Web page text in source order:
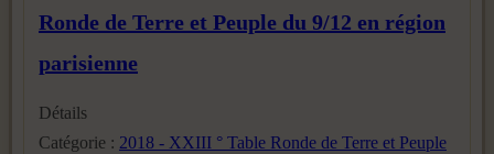
Ronde de Terre et Peuple du 9/12 en région
parisienne
Détails
Catégorie : 2018 - XXIII ° Table Ronde de Terre et Peuple